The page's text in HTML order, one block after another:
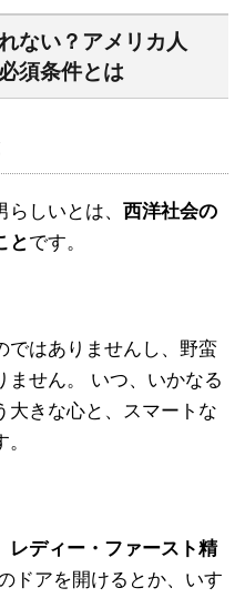
ない？アメリカ人
須条件とは
しいとは、 西洋社会の
とです。
ではありませんし、野蛮
ません。 いつ、いかなる
大きな心と、スマートな
レディー・ファースト精
ドアを開けるとか、いす